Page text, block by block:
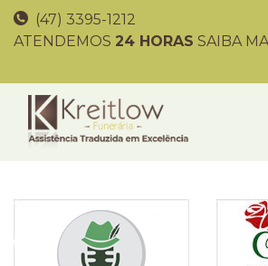
(47) 3395-1212
ATENDEMOS 24 HORAS SAIBA